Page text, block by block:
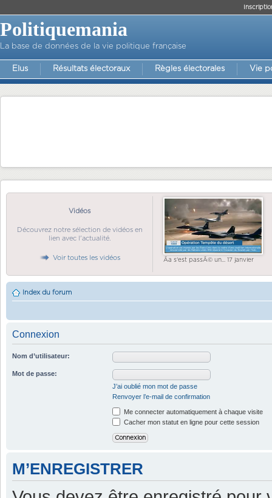
Politiquemania
La base de données de la vie politique française
Elus Résultats électoraux Règles électorales Vie
Vidéos
Découvrez notre sélection de vidéos en
lien avec l'actualité.
Voir toutes les vidéos Ãa s'est passÃ© un... 17 janvier
Index du forum
Connexion
Nom d’utilisateur:
Mot de passe:
J’ai oublié mon mot de passe
Renvoyer l’e-mail de confirmation
Me connecter automatiquement à chaque visite
Cacher mon statut en ligne pour cette session
M’ENREGISTRER